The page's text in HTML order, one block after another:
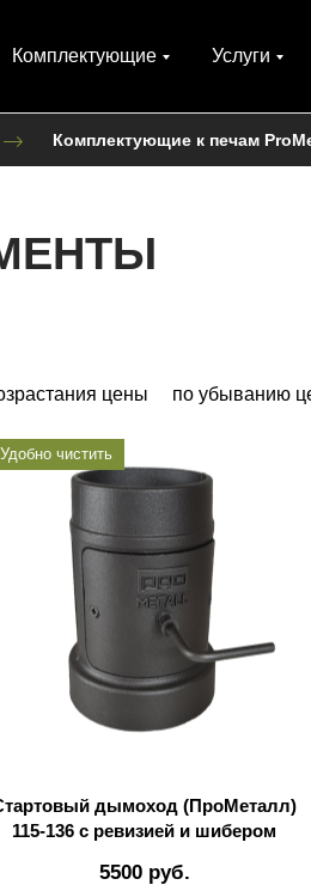
Комплектующие Услуги
Комплектующие к печам
цены по убыванию
Удобно чистить
дымоход (ПроМеталл)
115-136 с ревизией и шибером
5500 руб.